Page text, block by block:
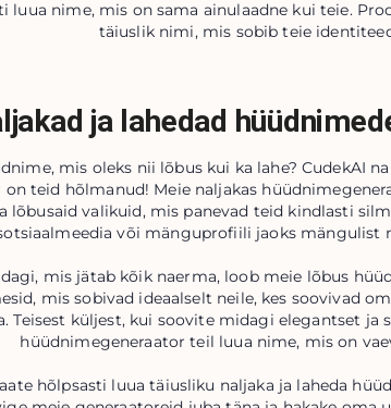
luua nime, mis on sama ainulaadne kui teie.
täiuslik nimi, mis sobib teie
ja lahedad
mis oleks nii lõbus kui ka lahe? CudekAI
on teid hõlmanud! Meie naljakas
lõbusaid valikuid, mis panevad teid kindlasti
või mänguprofiili jaoks mängulist
mis jätab kõik naerma, loob meie lõbus
mis sobivad ideaalselt neile, kes soovivad
Teisest küljest, kui soovite midagi elegantset ja
hüüdnimegeneraator teil luua nime, mis on
hõlpsasti luua täiusliku naljaka ja laheda